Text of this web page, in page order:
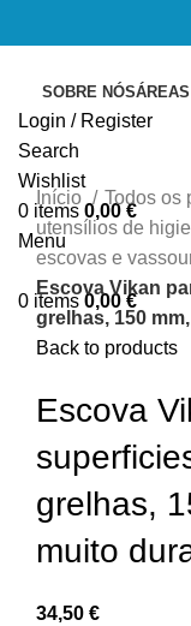
SOBRE NÓS
Login / Register
Search
Wishlist
0 items 0,00€
Menu
0 items 0,00€
Início
Todos os
utensílios de
escovas e
Escova Vikan
grelhas, 150
Back to products
Escova
grelhas,
muito
34,50 €